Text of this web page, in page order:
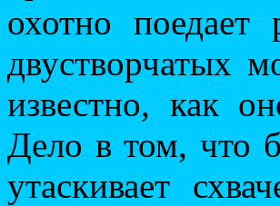
охотно поедает
двустворчатых
известно, как
Дело в том, что
утаскивает